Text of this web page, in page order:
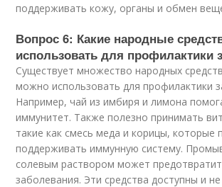
поддерживать кожу, органы и обмен
Вопрос 6: Какие народные
использовать для профилактики
Существует множество народных
можно использовать для профилактики
Например, чай из имбиря и лимона
иммунитет. Также полезно принимать
такие как смесь меда и корицы, которые
поддерживать иммунную систему.
солевым раствором может
заболевания. Эти средства доступны и